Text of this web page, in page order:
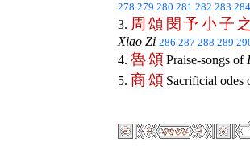
278 279 280 281 282 283 284
3. 周 頌 閔 予小子 之
Xiao Zi 286 287 288 289
4. 魯頌Praise-songs of
5. 商頌 Sacrificial odes